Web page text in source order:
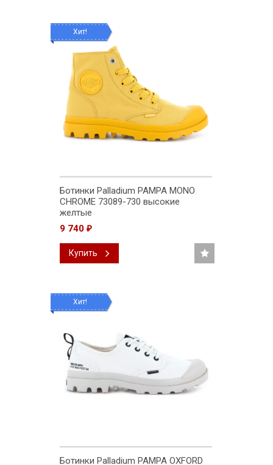
Хит!
Ботинки Palladium PAMPA MONO
CHROME 73089-730 высокие
желтые
9 740 ₽
Купить
Хит!
Ботинки Palladium PAMPA OXFORD